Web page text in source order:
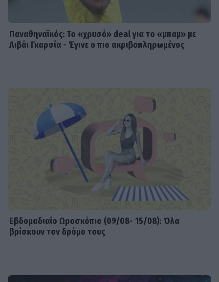
Παναθηναϊκός: Το «χρυσό» deal για το «μπαμ» με
Λιβάι Γκαρσία - Έγινε ο πιο ακριβοπληρωμένος
Εβδομαδιαίo Ωροσκόπιο (09/08- 15/08): Όλα
βρίσκουν τον δρόμο τους